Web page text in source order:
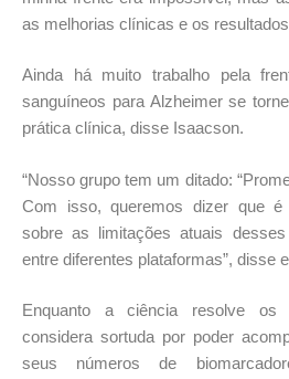
as melhorias clínicas e os
Ainda há muito trabalho pela
sanguíneos para Alzheimer se
prática clínica, disse Isaacson.
“Nosso grupo tem um ditado:
Com isso, queremos dizer que é
sobre as limitações atuais
entre diferentes plataformas”, disse
Enquanto a ciência resolve os
considera sortuda por poder
seus números de